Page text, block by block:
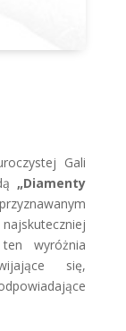
Gali
„Diamenty
wyróżnia
się,